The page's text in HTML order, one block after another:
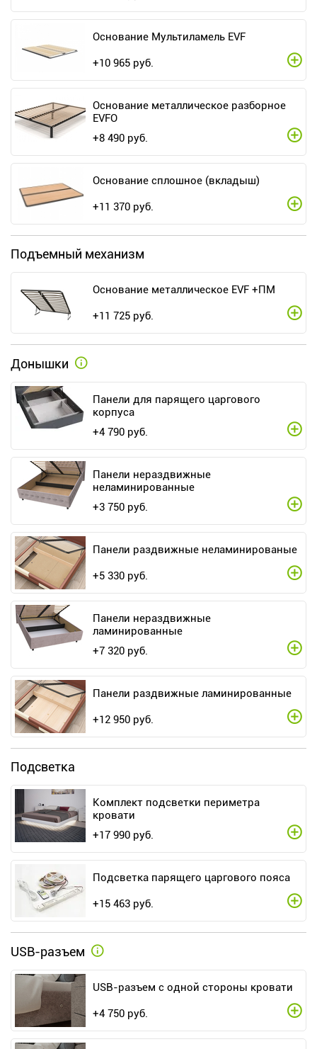
Основание Мультиламель EVF
+10 965 руб.
Основание металлическое разборное
EVFO
+8 490 руб.
Основание сплошное (вкладыш)
+11 370 руб.
Подъемный механизм
Основание металлическое EVF +ПМ
+11 725 руб.
Донышки
Панели для парящего царгового
корпуса
+4 790 руб.
Панели нераздвижные
неламинированные
+3 750 руб.
Панели раздвижные неламинированые
+5 330 руб.
Панели нераздвижные
ламинированные
+7 320 руб.
Панели раздвижные ламинированные
+12 950 руб.
Подсветка
Комплект подсветки периметра
кровати
+17 990 руб.
Подсветка парящего царгового пояса
+15 463 руб.
USB-разъем
USB-разъем с одной стороны кровати
+4 750 руб.